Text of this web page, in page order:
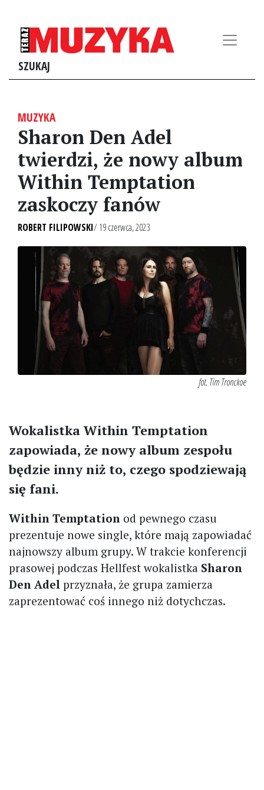
SZUKAJ
MUZYKA
Sharon Den Adel
twierdzi, że nowy album
Within Temptation
zaskoczy fanów
ROBERT FILIPOWSKI/ 19 czerwca, 2023
fot. Tim Tronckoe
Wokalistka Within Temptation
zapowiada, że nowy album zespołu
będzie inny niż to, czego spodziewają
się fani.
Within Temptation od pewnego czasu
prezentuje nowe single, które mają zapowiadać
najnowszy album grupy. W trakcie konferencji
prasowej podczas Hellfest wokalistka Sharon
Den Adel przyznała, że grupa zamierza
zaprezentować coś innego niż dotychczas.